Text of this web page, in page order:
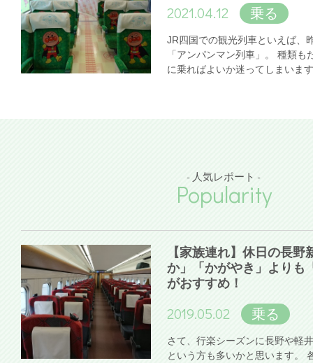
2021.04.12 乗る
JR四国での観光列車といえば、
「アンパンマン列車」。 種類も
に乗ればよいか迷ってしまいます
- 人気レポート -
Popularity
【家族連れ】休日の長野
か」「かがやき」よりも
がおすすめ！
2019.05.02 乗る
さて、行楽シーズンに長野や軽
という方も多いかと思います。